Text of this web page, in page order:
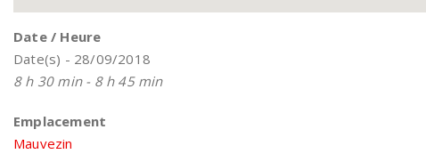
Date / Heure
Date(s) - 28/09/2018
8 h 30 min - 8 h 45 min
Emplacement
Mauvezin